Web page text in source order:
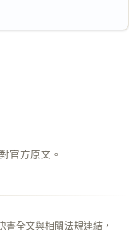
官方原文。
全文與相關法規連結，